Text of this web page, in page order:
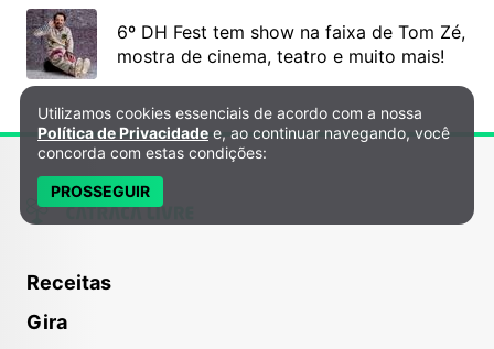
6º DH Fest tem show na faixa de Tom Zé,
mostra de cinema, teatro e muito mais!
Receitas
Gira
Política de Privacidade e Cookies
Utilizamos cookies essenciais de acordo com a nossa
Política de Privacidade e, ao continuar navegando, você
concorda com estas condições:
PROSSEGUIR